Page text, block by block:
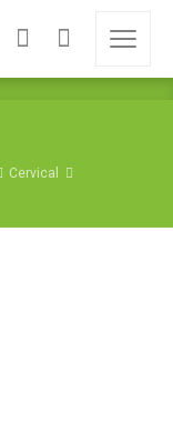
Cervical